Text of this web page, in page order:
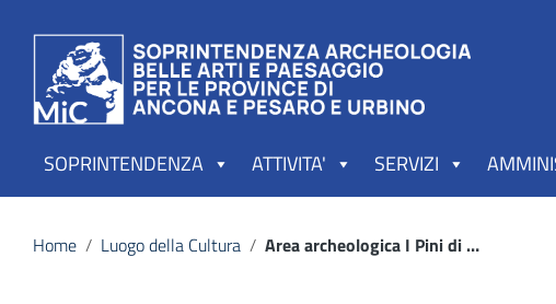
Vai al menu di navigazione
Vai al footer
SOPRINTENDENZA ATTIVITA' SERVIZI
Home / Luogo della Cultura / Area archeologica I Pini di Sirolo (AN)